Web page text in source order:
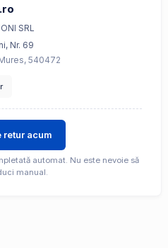
SRL
Nr. 69
540472
retur acum
automat. Nu este nevoie să
manual.